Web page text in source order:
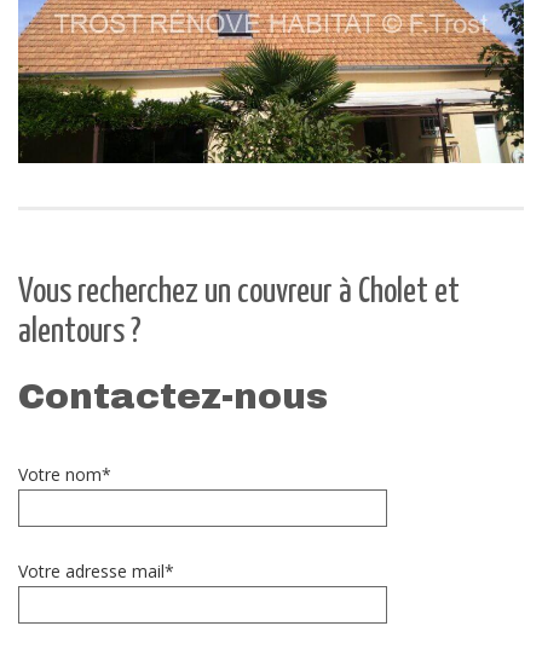
Vous recherchez un couvreur à Cholet et
alentours ?
Contactez-nous
Votre nom*
Votre adresse mail*